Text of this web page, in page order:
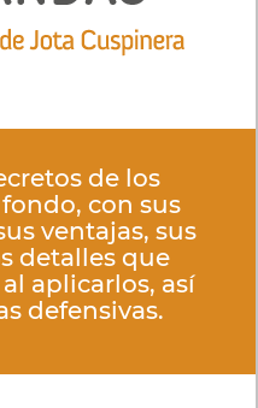
de los
con sus
ventajas, sus
detalles que
aplicarlos, así
defensivas.